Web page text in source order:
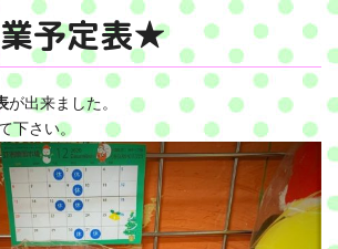
予定表★
が出来ました。
下さい。